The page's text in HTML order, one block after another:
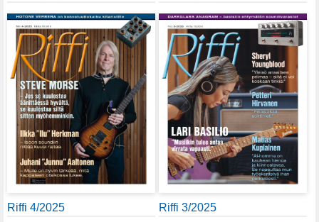
Riffi 4/2025 Riffi 3/2025